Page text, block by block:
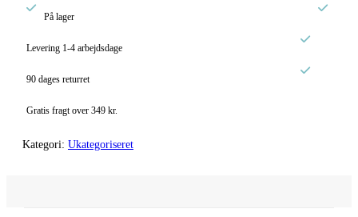

På lager

Levering 1-4 arbejdsdage

90 dages returret

Gratis fragt over 349 kr.
Kategori: Ukategoriseret